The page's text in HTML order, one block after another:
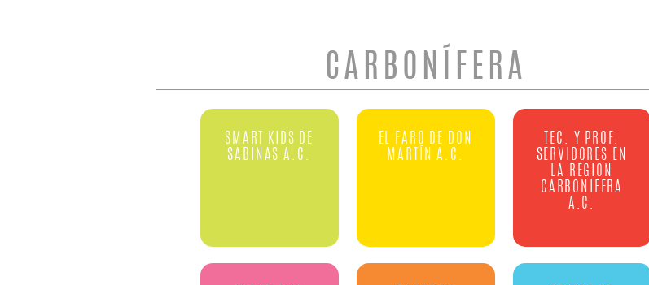
CARBONÍFERA
SMART KIDS DE
SABINAS A.C.
EL FARO DE DON
MARTÍN A.C.
TEC. Y PROF.
SERVIDORES EN
LA REGION
CARBONIFERA
A.C.